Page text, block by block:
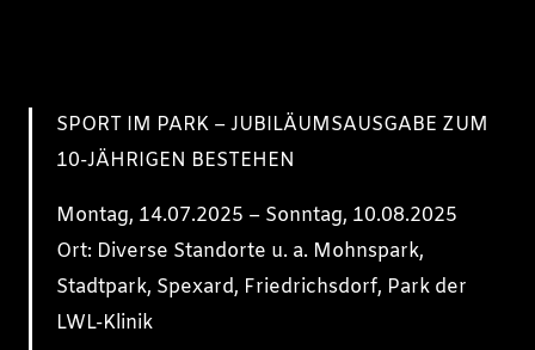
SPORT IM PARK – JUBILÄUMSAUSGABE ZUM
10-JÄHRIGEN BESTEHEN
Montag, 14.07.2025 – Sonntag, 10.08.2025
Ort: Diverse Standorte u. a. Mohnspark,
Stadtpark, Spexard, Friedrichsdorf, Park der
LWL-Klinik